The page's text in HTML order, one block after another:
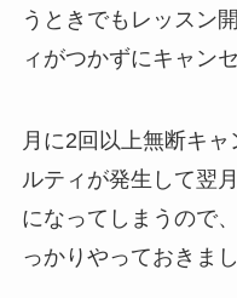
うときでもレッスン
ィがつかずにキャン
月に2回以上無断キ
ルティが発生して翌
になってしまうので
っかりやっておきまし